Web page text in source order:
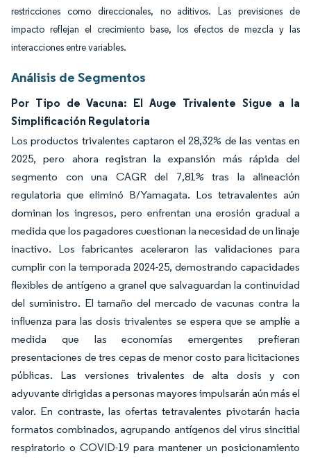
restricciones como direccionales, no aditivos. Las previsiones de
impacto reflejan el crecimiento base, los efectos de mezcla y las
interacciones entre variables.
Análisis de Segmentos
Por Tipo de Vacuna: El Auge Trivalente Sigue a la
Simplificación Regulatoria
Los productos trivalentes captaron el 28,32% de las ventas en
2025, pero ahora registran la expansión más rápida del
segmento con una CAGR del 7,81% tras la alineación
regulatoria que eliminó B/Yamagata. Los tetravalentes aún
dominan los ingresos, pero enfrentan una erosión gradual a
medida que los pagadores cuestionan la necesidad de un linaje
inactivo. Los fabricantes aceleraron las validaciones para
cumplir con la temporada 2024-25, demostrando capacidades
flexibles de antígeno a granel que salvaguardan la continuidad
del suministro. El tamaño del mercado de vacunas contra la
influenza para las dosis trivalentes se espera que se amplíe a
medida que las economías emergentes prefieran
presentaciones de tres cepas de menor costo para licitaciones
públicas. Las versiones trivalentes de alta dosis y con
adyuvante dirigidas a personas mayores impulsarán aún más el
valor. En contraste, las ofertas tetravalentes pivotarán hacia
formatos combinados, agrupando antígenos del virus sincitial
respiratorio o COVID-19 para mantener un posicionamiento